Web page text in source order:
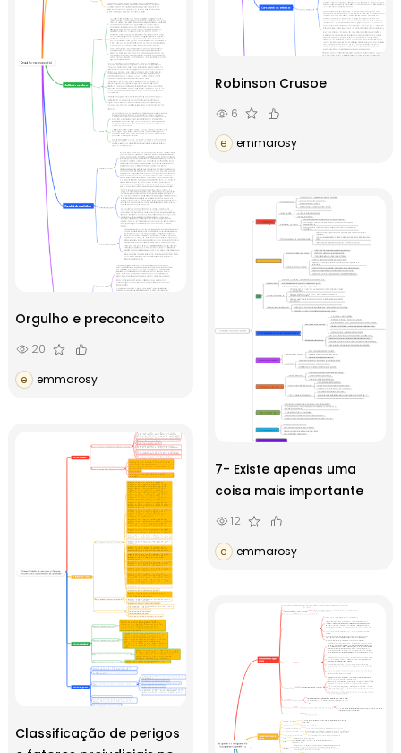
Robinson Crusoe
6
e
emmarosy
Orgulho e preconceito
20
e
emmarosy
7- Existe apenas uma
coisa mais importante
12
e
emmarosy
Classificação de perigos